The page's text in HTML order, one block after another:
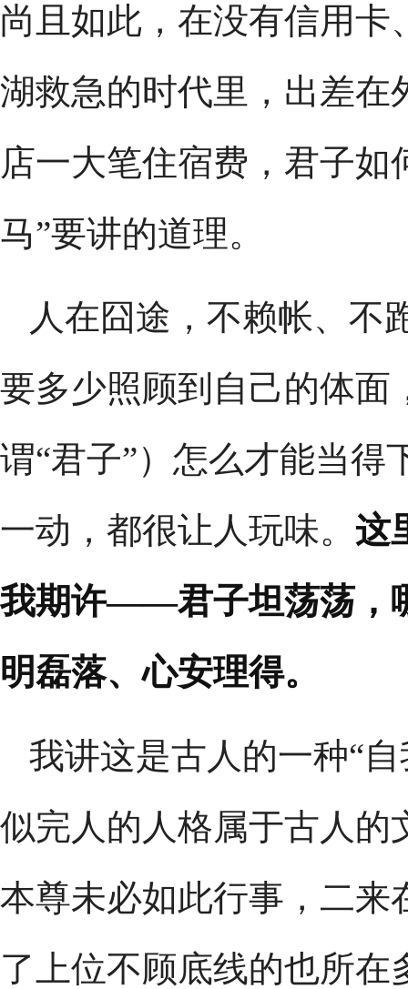
尚且如此，在没有信用卡
湖救急的时代里，出差在
店一大笔住宿费，君子如
马”要讲的道理。
人在囧途，不赖帐、不
要多少照顾到自己的体面
谓“君子”）怎么才能当得
一动，都很让人玩味。 这
我期许——君子坦荡荡，
明磊落、心安理得。
我讲这是古人的一种“
似完人的人格属于古人的
本尊未必如此行事，二来
了上位不顾底线的也所在